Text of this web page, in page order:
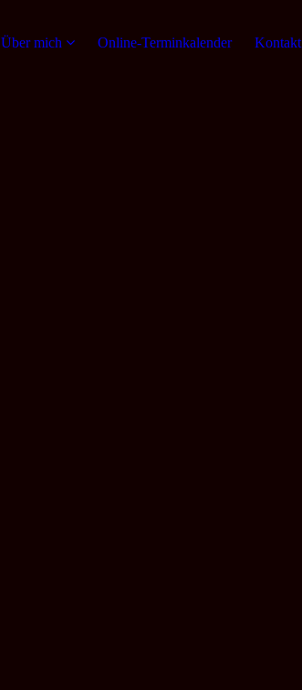
Über mich Online-Terminkalender Kontakt